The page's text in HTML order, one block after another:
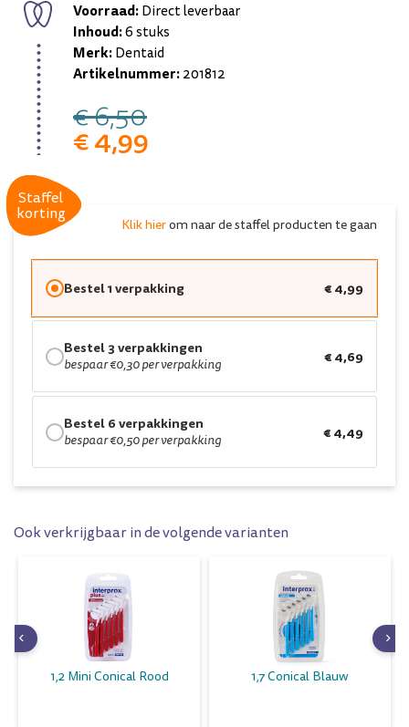
Voorraad:Direct leverbaar
Inhoud:6 stuks
Merk:Dentaid
Artikelnummer:201812
€ 6,50
€ 4,99
Staffel
korting
Klik hierom naar de staffel producten te gaan
Staffel
korting
Bestel 1 verpakking € 4,99
Bestel 3 verpakkingen
bespaar €0,30 per verpakking € 4,69
Bestel 6 verpakkingen
bespaar €0,50 per verpakking € 4,49
Ook verkrijgbaar in de volgende varianten
1,2 Mini Conical Rood 1,7 Conical Blauw